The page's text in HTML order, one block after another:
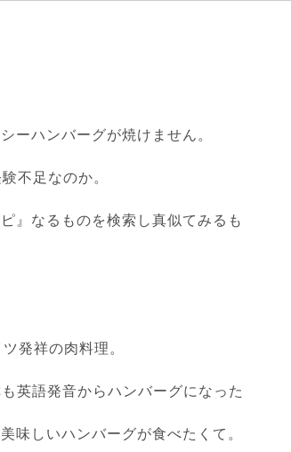
ーハンバーグが焼けません。
不足なのか。
』なるものを検索し真似てみるも
発祥の肉料理。
英語発音からハンバーグになった
味しいハンバーグが食べたくて。